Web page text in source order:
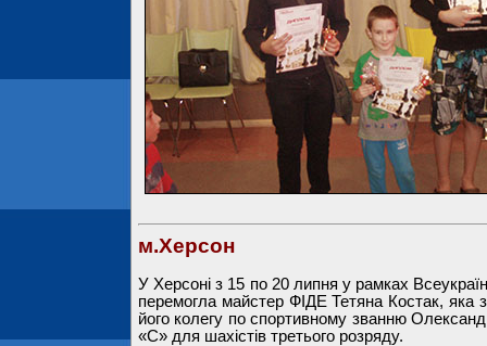
м.Херсон
У Херсоні з 15 по 20 липня у рамках
перемогла майстер ФІДЕ Тетяна Костак, яка
його колегу по спортивному званню
«С» для шахістів третього розряду.